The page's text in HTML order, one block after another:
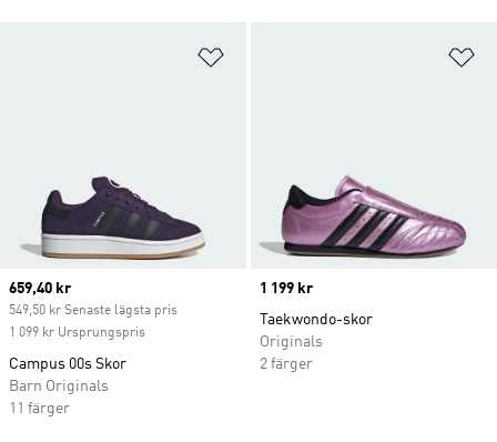
Current price
659,40 kr
549,50 kr Senaste lägsta pris
1 099 kr Ursprungspris
Campus 00s Skor
Barn Originals
11 färger
Price
1 199 kr
Taekwondo-skor
Originals
2 färger